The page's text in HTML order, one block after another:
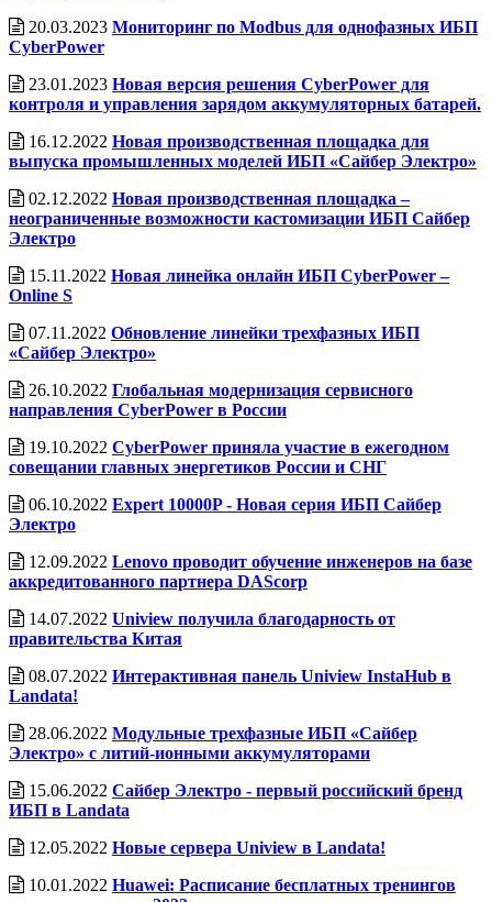
20.03.2023 Мониторинг по Modbus для однофазных ИБП
CyberPower
23.01.2023 Новая версия решения CyberPower для
контроля и управления зарядом аккумуляторных батарей.
16.12.2022 Новая производственная площадка для
выпуска промышленных моделей ИБП «Сайбер Электро»
02.12.2022 Новая производственная площадка –
неограниченные возможности кастомизации ИБП Сайбер
Электро
15.11.2022 Новая линейка онлайн ИБП CyberPower –
Online S
07.11.2022 Обновление линейки трехфазных ИБП
«Сайбер Электро»
26.10.2022 Глобальная модернизация сервисного
направления CyberPower в России
19.10.2022 CyberPower приняла участие в ежегодном
совещании главных энергетиков России и СНГ
06.10.2022 Expert 10000P - Новая серия ИБП Сайбер
Электро
12.09.2022 Lenovo проводит обучение инженеров на базе
аккредитованного партнера DAScorp
14.07.2022 Uniview получила благодарность от
правительства Китая
08.07.2022 Интерактивная панель Uniview InstaHub в
Landata!
28.06.2022 Модульные трехфазные ИБП «Сайбер
Электро» с литий-ионными аккумуляторами
15.06.2022 Сайбер Электро - первый российский бренд
ИБП в Landata
12.05.2022 Новые сервера Uniview в Landata!
10.01.2022 Huawei: Расписание бесплатных тренингов